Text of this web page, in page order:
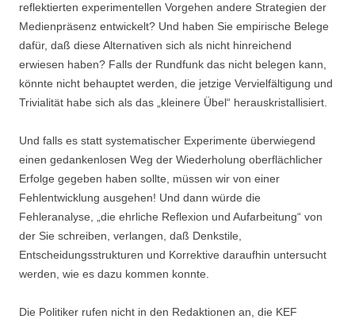
reflektierten experimentellen Vorgehen andere Strategien der
Medienpräsenz entwickelt? Und haben Sie empirische Belege
dafür, daß diese Alternativen sich als nicht hinreichend
erwiesen haben? Falls der Rundfunk das nicht belegen kann,
könnte nicht behauptet werden, die jetzige Vervielfältigung und
Trivialität habe sich als das „kleinere Übel“ herauskristallisiert.
Und falls es statt systematischer Experimente überwiegend
einen gedankenlosen Weg der Wiederholung oberflächlicher
Erfolge gegeben haben sollte, müssen wir von einer
Fehlentwicklung ausgehen! Und dann würde die
Fehleranalyse, „die ehrliche Reflexion und Aufarbeitung“ von
der Sie schreiben, verlangen, daß Denkstile,
Entscheidungsstrukturen und Korrektive daraufhin untersucht
werden, wie es dazu kommen konnte.
Die Politiker rufen nicht in den Redaktionen an, die KEF